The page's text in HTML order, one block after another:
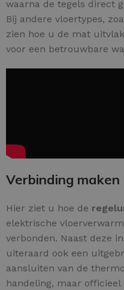
waarna de tegels direct
Bij andere vloertypes,
zien hoe u de mat
voor een betrouwbare
Verbinding
Hier ziet u hoe de
elektrische
verbonden. Naast deze
uiteraard ook een
aansluiten van de
handeling, maar